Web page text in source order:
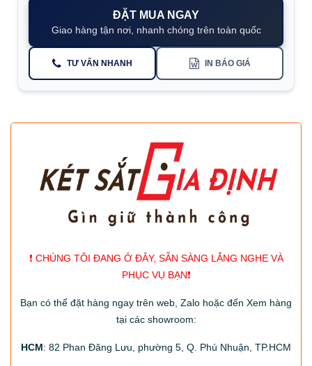
ĐẶT MUA NGAY
Giao hàng tận nơi, nhanh chóng trên toàn quốc
TƯ VẤN NHANH IN BÁO GIÁ
❗️ CHÚNG TÔI ĐANG Ở ĐÂY, SẴN SÀNG LẮNG NGHE VÀ
PHỤC VỤ BẠN❗️
Bạn có thể đặt hàng ngay trên web, Zalo hoặc đến Xem hàng
tại các showroom:
HCM: 82 Phan Đăng Lưu, phường 5, Q. Phú Nhuận, TP.HCM